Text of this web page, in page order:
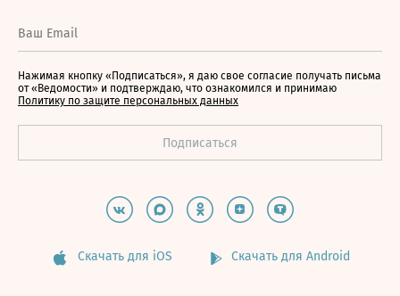
Нажимая кнопку «Подписаться», я даю свое согласие получать письма
от «Ведомости» и подтверждаю, что ознакомился и принимаю
Политику по защите персональных данных
Скачать для iOS Скачать для Android